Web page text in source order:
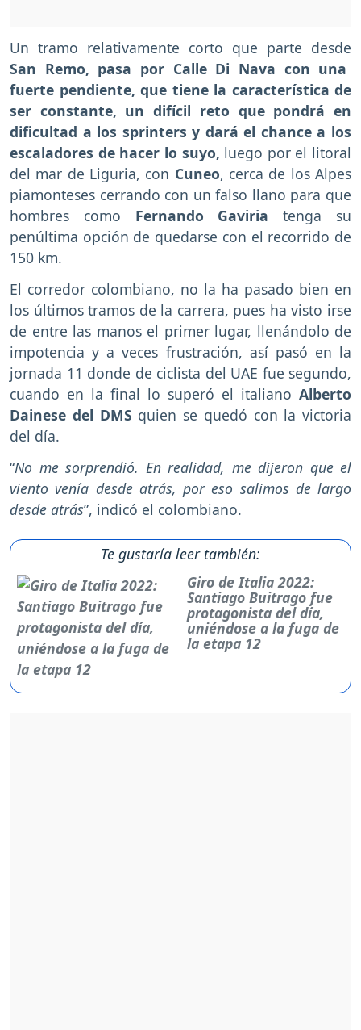
Un tramo relativamente corto que parte desde
San Remo, pasa por Calle Di Nava con una
fuerte pendiente, que tiene la característica de
ser constante, un difícil reto que pondrá en
dificultad a los sprinters y dará el chance a los
escaladores de hacer lo suyo, luego por el litoral
del mar de Liguria, con Cuneo, cerca de los Alpes
piamonteses cerrando con un falso llano para que
hombres como Fernando Gaviria tenga su
penúltima opción de quedarse con el recorrido de
150 km.
El corredor colombiano, no la ha pasado bien en
los últimos tramos de la carrera, pues ha visto irse
de entre las manos el primer lugar, llenándolo de
impotencia y a veces frustración, así pasó en la
jornada 11 donde de ciclista del UAE fue segundo,
cuando en la final lo superó el italiano Alberto
Dainese del DMS quien se quedó con la victoria
del día.
“No me sorprendió. En realidad, me dijeron que el
viento venía desde atrás, por eso salimos de largo
desde atrás”, indicó el colombiano.
Te gustaría leer también:
Giro de Italia 2022:
Santiago Buitrago fue
protagonista del día,
uniéndose a la fuga de
la etapa 12